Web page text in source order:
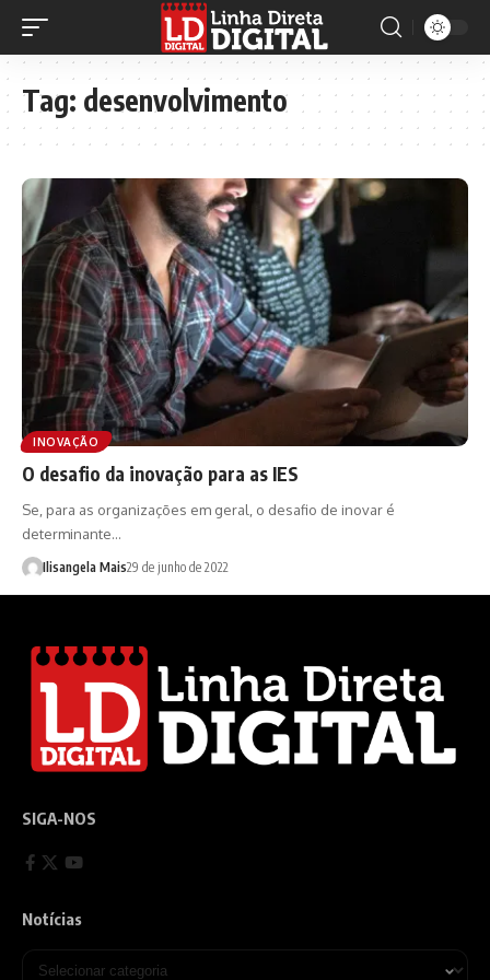
Tag: desenvolvimento
INOVAÇÃO
O desafio da inovação para as IES
Se, para as organizações em geral, o desafio de inovar é
determinante…
Ilisangela Mais29 de junho de 2022
SIGA-NOS
Notícias